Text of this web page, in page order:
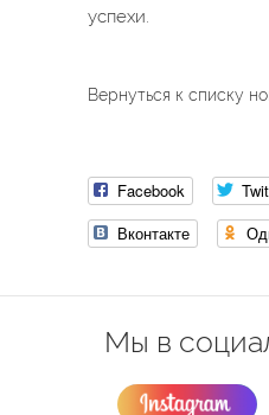
успехи.
Вернуться к списку
Facebook
Вконтакте
Мы в